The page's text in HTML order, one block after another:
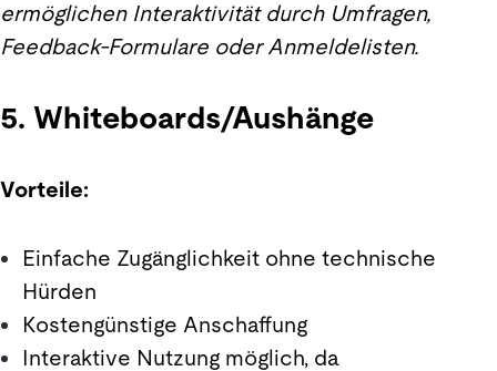
ermöglichen Interaktivität durch Umfragen,
Feedback-Formulare oder Anmeldelisten.
5. Whiteboards/Aushänge
Vorteile:
Einfache Zugänglichkeit ohne technische
Hürden
Kostengünstige Anschaffung
Interaktive Nutzung möglich, da